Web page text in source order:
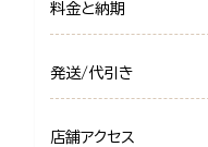
料金と納期
発送/代引き
店舗アクセス